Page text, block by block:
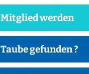
Mitglied werden
Taube gefunden ?